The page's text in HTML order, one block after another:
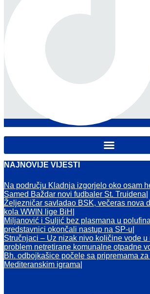
NAJNOVIJE VIJESTI
Na području Kladnja izgorjelo oko osam
Samed Baždar novi fudbaler St. Truidena
Željezničar savladao BSK, večeras nova
kola WWIN lige BiH
Miljanović i Suljić bez plasmana u
predstavnici okončali nastup na SP-u
Stručnjaci – Uz nizak nivo količine vode u
problem netretirane komunalne otpadne
Bh. odbojkašice počele sa pripremama
Mediteranskim igrama